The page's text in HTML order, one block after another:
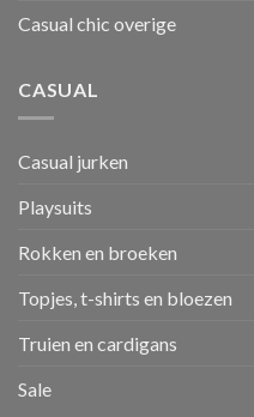
Casual chic overige
CASUAL
Casual jurken
Playsuits
Rokken en broeken
Topjes, t-shirts en bloezen
Truien en cardigans
Sale